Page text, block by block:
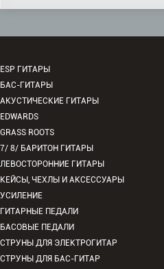
ESP ГИТАРЫ
БАС-ГИТАРЫ
АКУСТИЧЕСКИЕ ГИТАРЫ
EDWARDS
GRASS ROOTS
7/ 8/ БАРИТОН ГИТАРЫ
ЛЕВОСТОРОННИЕ ГИТАРЫ
КЕЙСЫ, ЧЕХЛЫ И АКСЕССУАРЫ
УСИЛЕНИЕ
ГИТАРНЫЕ ПЕДАЛИ
БАСОВЫЕ ПЕДАЛИ
СТРУНЫ ДЛЯ ЭЛЕКТРОГИТАР
СТРУНЫ ДЛЯ БАС-ГИТАР